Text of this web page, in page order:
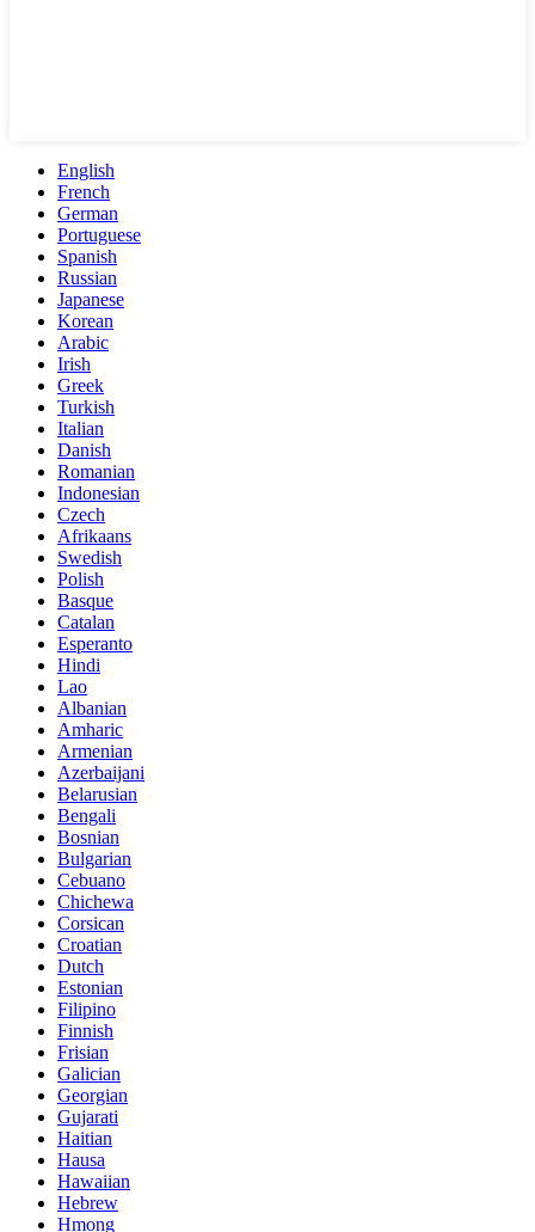
English
French
German
Portuguese
Spanish
Russian
Japanese
Korean
Arabic
Irish
Greek
Turkish
Italian
Danish
Romanian
Indonesian
Czech
Afrikaans
Swedish
Polish
Basque
Catalan
Esperanto
Hindi
Lao
Albanian
Amharic
Armenian
Azerbaijani
Belarusian
Bengali
Bosnian
Bulgarian
Cebuano
Chichewa
Corsican
Croatian
Dutch
Estonian
Filipino
Finnish
Frisian
Galician
Georgian
Gujarati
Haitian
Hausa
Hawaiian
Hebrew
Hmong